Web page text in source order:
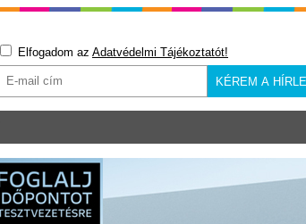
Elfogadom az Adatvédelmi Tájékoztatót!